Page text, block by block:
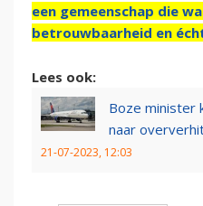
een gemeenschap die
betrouwbaarheid en
Lees ook:
Boze minister
naar
21-07-2023, 12:03